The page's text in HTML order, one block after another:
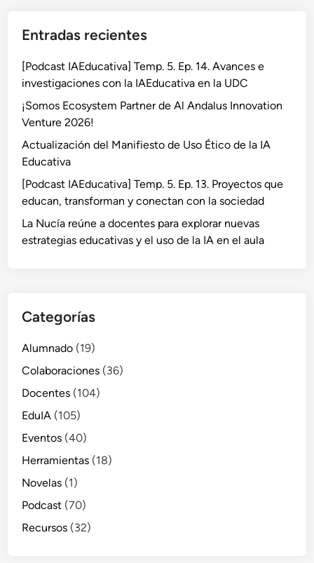
Entradas recientes
[Podcast IAEducativa] Temp. 5. Ep. 14. Avances e
investigaciones con la IAEducativa en la UDC
¡Somos Ecosystem Partner de Al Andalus Innovation
Venture 2026!
Actualización del Manifiesto de Uso Ético de la IA
Educativa
[Podcast IAEducativa] Temp. 5. Ep. 13. Proyectos que
educan, transforman y conectan con la sociedad
La Nucía reúne a docentes para explorar nuevas
estrategias educativas y el uso de la IA en el aula
Categorías
Alumnado (19)
Colaboraciones (36)
Docentes (104)
EduIA (105)
Eventos (40)
Herramientas (18)
Novelas (1)
Podcast (70)
Recursos (32)